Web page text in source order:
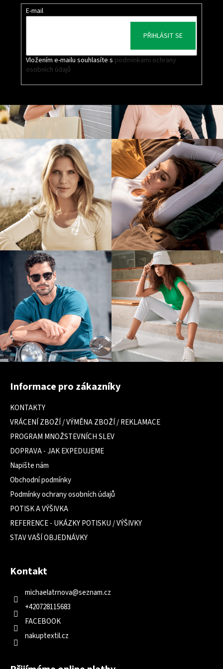
E-mail
Vložením e-mailu souhlasíte s podmínkami ochrany
osobních údajů
PŘIHLÁSIT SE
Z
Informace pro zákazníky
KONTAKTY
VRÁCENÍ ZBOŽÍ / VÝMĚNA ZBOŽÍ / REKLAMACE
PROGRAM MNOŽSTEVNÍCH SLEV
DOPRAVA - JAK EXPEDUJEME
Napište nám
Obchodní podmínky
Podmínky ochrany osobních údajů
POTISK A VÝŠIVKA
REFERENCE - UKÁZKY POTISKU / VÝŠIVKY
STAV VAŠÍ OBJEDNÁVKY
Kontakt
michaelatrnova@seznam.cz
+420728115683
FACEBOOK
nakuptextil.cz